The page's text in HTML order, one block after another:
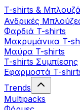
T-shirts &
Ανδρικές
Φαρδιά T-shirts
Μακρυμάνικα T-
Μαύρα T-shirts
T-shirts Συμπίεσης
Εφαρμοστά T-
Trends
Multipacks